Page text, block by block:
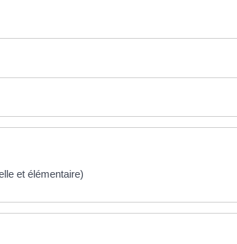
et élémentaire)